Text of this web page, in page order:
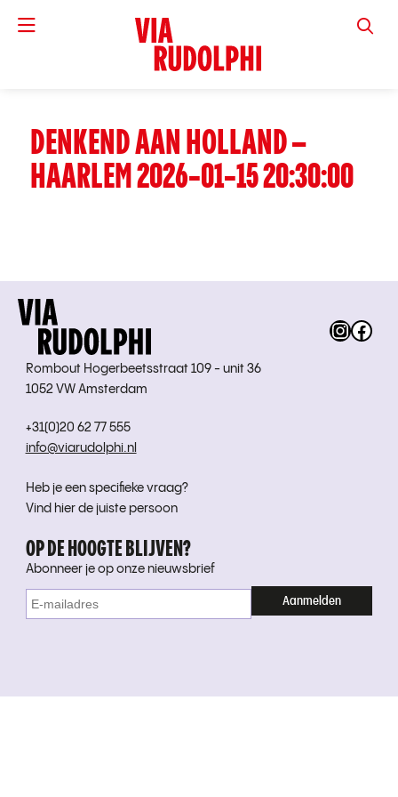
VIA
DENKEND AAN HOLLAND –
HAARLEM 2026-01-15 20:30:00
Rombout Hogerbeetsstraat 109 - unit 36
1052 VW Amsterdam
+31(0)20 62 77 555
info@viarudolphi.nl
Heb je een specifieke vraag?
Vind hier de juiste persoon
OP DE HOOGTE BLIJVEN?
Abonneer je op onze nieuwsbrief